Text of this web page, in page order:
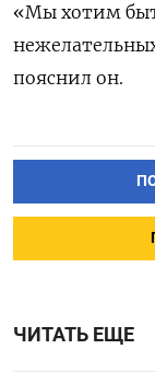
«Мы хотим
пояснил он.
ЧИТАТЬ ЕЩЕ